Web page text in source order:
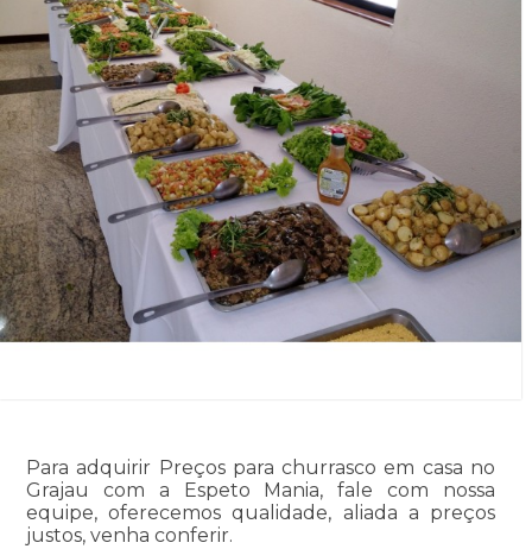
Para adquirir Preços para churrasco em casa no
Grajau com a Espeto Mania, fale com nossa
equipe, oferecemos qualidade, aliada a preços
justos, venha conferir.